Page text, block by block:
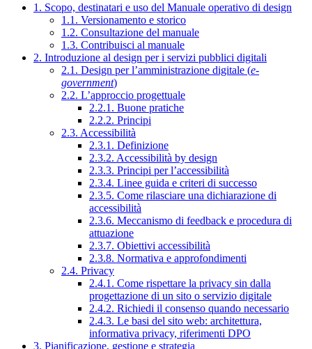
1. Scopo, destinatari e uso del Manuale operativo di design
1.1. Versionamento e storico
1.2. Consultazione del manuale
1.3. Contribuisci al manuale
2. Introduzione al design per i servizi pubblici digitali
2.1. Design per l’amministrazione digitale (e-
government)
2.2. L’approccio progettuale
2.2.1. Buone pratiche
2.2.2. Principi
2.3. Accessibilità
2.3.1. Definizione
2.3.2. Accessibilità by design
2.3.3. Principi per l’accessibilità
2.3.4. Linee guida e criteri di successo
2.3.5. Come rilasciare una dichiarazione di
accessibilità
2.3.6. Meccanismo di feedback e procedura di
attuazione
2.3.7. Obiettivi accessibilità
2.3.8. Normativa e approfondimenti
2.4. Privacy
2.4.1. Come rispettare la privacy sin dalla
progettazione di un sito o servizio digitale
2.4.2. Richiedi il consenso quando necessario
2.4.3. Le basi del sito web: architettura,
informativa privacy, riferimenti DPO
3. Pianificazione, gestione e strategia